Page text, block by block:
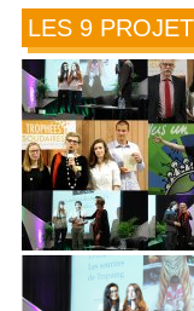
LES 9